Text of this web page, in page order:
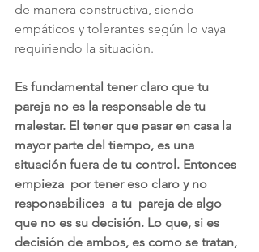
de manera constructiva, siendo
empáticos y tolerantes según lo vaya
requiriendo la situación.
Es fundamental tener claro que tu
pareja no es la responsable de tu
malestar. El tener que pasar en casa la
mayor parte del tiempo, es una
situación fuera de tu control. Entonces
empieza  por tener eso claro y no
responsabilices  a tu  pareja de algo
que no es su decisión. Lo que, si es
decisión de ambos, es como se tratan,